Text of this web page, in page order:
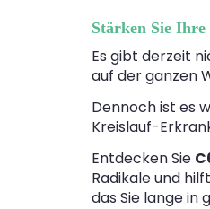
Stärken Sie
Es gibt derzeit
auf der ganzen
Dennoch ist es
Kreislauf-
Entdecken Sie
Radikale und
das Sie lange in